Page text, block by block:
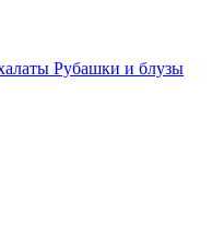
Рубашки и блузы